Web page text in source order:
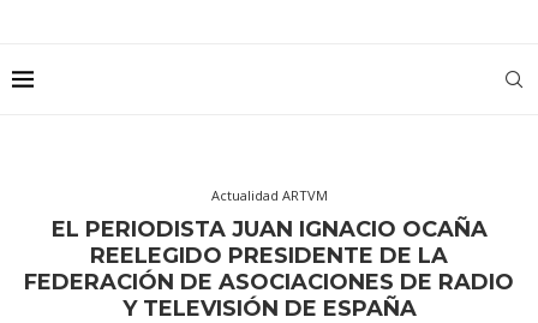
Actualidad ARTVM
EL PERIODISTA JUAN IGNACIO OCAÑA
REELEGIDO PRESIDENTE DE LA
FEDERACIÓN DE ASOCIACIONES DE RADIO
Y TELEVISIÓN DE ESPAÑA